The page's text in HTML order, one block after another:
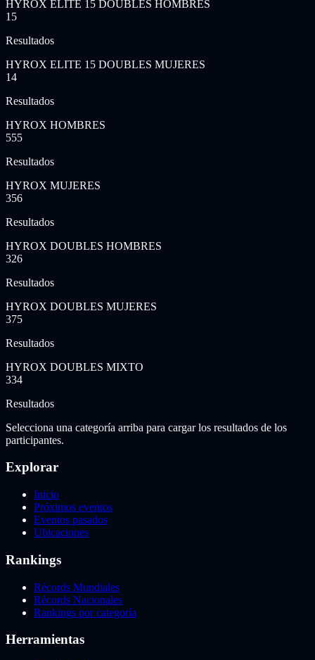
HYROX ELITE 15 DOUBLES HOMBRES
15
Resultados
HYROX ELITE 15 DOUBLES MUJERES
14
Resultados
HYROX HOMBRES
555
Resultados
HYROX MUJERES
356
Resultados
HYROX DOUBLES HOMBRES
326
Resultados
HYROX DOUBLES MUJERES
375
Resultados
HYROX DOUBLES MIXTO
334
Resultados
Selecciona una categoría arriba para cargar los resultados de los
participantes.
Explorar
Inicio
Próximos eventos
Eventos pasados
Ubicaciones
Rankings
Récords Mundiales
Récords Nacionales
Rankings por categoría
Herramientas